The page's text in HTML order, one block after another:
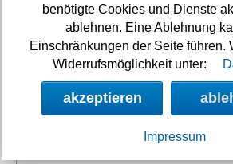
Neuigkeiten
Links
NEWSLETTER
benötigte Cookies und Dienste
ablehnen. Eine Ablehnung
Einschränkungen der Seite führen.
Widerrufsmöglichkeit unter:
akzeptieren
Impressum